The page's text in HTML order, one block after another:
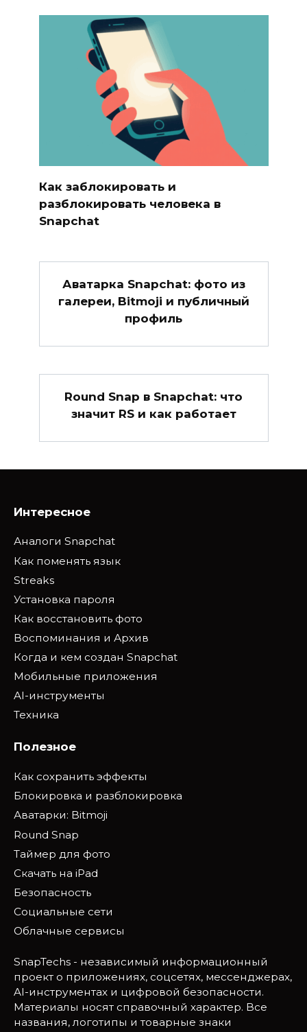
Как заблокировать и
разблокировать человека в
Snapchat
Аватарка Snapchat: фото из
галереи, Bitmoji и публичный
профиль
Round Snap в Snapchat: что
значит RS и как работает
Интересное
Аналоги Snapchat
Как поменять язык
Streaks
Установка пароля
Как восстановить фото
Воспоминания и Архив
Когда и кем создан Snapchat
Мобильные приложения
AI-инструменты
Техника
Полезное
Как сохранить эффекты
Блокировка и разблокировка
Аватарки: Bitmoji
Round Snap
Таймер для фото
Скачать на iPad
Безопасность
Социальные сети
Облачные сервисы
SnapTechs - независимый информационный
проект о приложениях, соцсетях, мессенджерах,
AI-инструментах и цифровой безопасности.
Материалы носят справочный характер. Все
названия, логотипы и товарные знаки